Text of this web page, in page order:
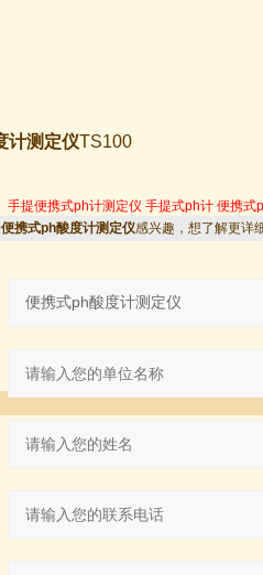
计测定仪TS100
手提便携式ph计测定仪 手提式ph计 便携式
携式ph酸度计测定仪感兴趣，想了解更详